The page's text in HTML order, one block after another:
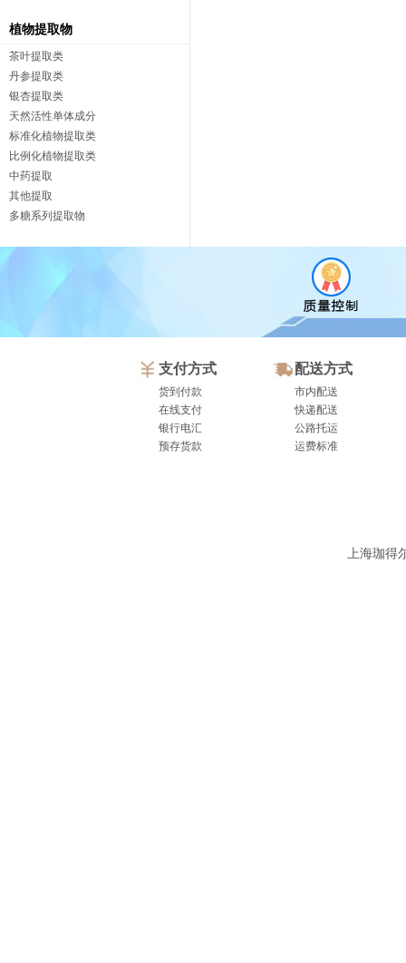
植物提取物
茶叶提取类
丹参提取类
银杏提取类
天然活性单体成分
标准化植物提取类
比例化植物提取类
中药提取
其他提取
多糖系列提取物
支付方式
货到付款
在线支付
银行电汇
预存货款
配送方式
市内配送
快递配送
公路托运
运费标准
上海珈得